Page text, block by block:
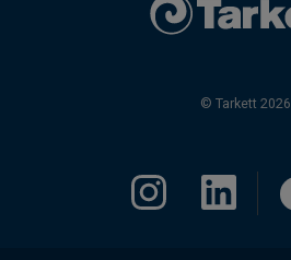
© Tarkett 2026